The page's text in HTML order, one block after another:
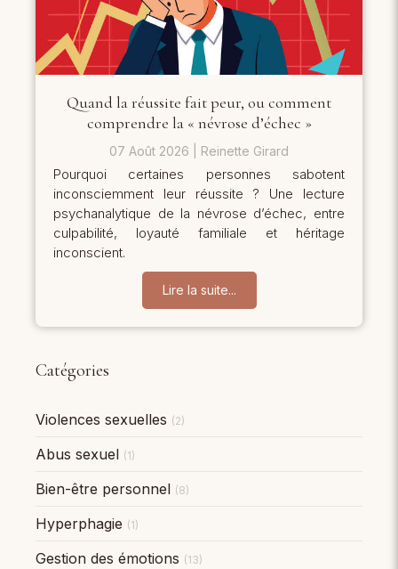
Quand la réussite fait peur, ou comment
comprendre la « névrose d’échec »
07 Août 2026 Reinette Girard
Pourquoi certaines personnes sabotent
inconsciemment leur réussite ? Une lecture
psychanalytique de la névrose d’échec, entre
culpabilité, loyauté familiale et héritage
inconscient.
Lire la suite...
Catégories
Violences sexuelles (2)
Abus sexuel (1)
Bien-être personnel (8)
Hyperphagie (1)
Gestion des émotions (13)